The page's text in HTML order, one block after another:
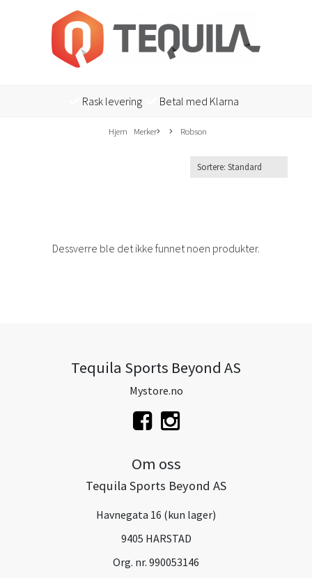
Rask levering Betal med Klarna
Hjem Merker Robson
Dessverre ble det ikke funnet noen produkter.
Tequila Sports Beyond AS
Mystore.no
Om oss
Tequila Sports Beyond AS
Havnegata 16 (kun lager)
9405 HARSTAD
Org. nr. 990053146